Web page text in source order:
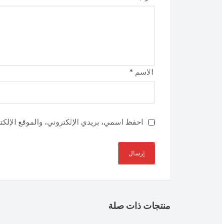
الاسم *
احفظ اسمي، بريدي الإلكتروني، والموقع
منتجات ذات صلة